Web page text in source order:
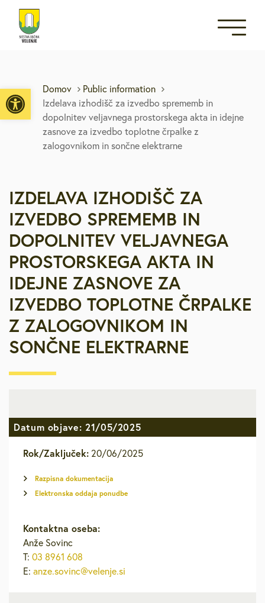
Open toolbar
Domov
Public information
Izdelava izhodišč za izvedbo sprememb in
dopolnitev veljavnega prostorskega akta in idejne
zasnove za izvedbo toplotne črpalke z
zalogovnikom in sončne elektrarne
IZDELAVA IZHODIŠČ ZA
IZVEDBO SPREMEMB IN
DOPOLNITEV VELJAVNEGA
PROSTORSKEGA AKTA IN
IDEJNE ZASNOVE ZA
IZVEDBO TOPLOTNE ČRPALKE
Z ZALOGOVNIKOM IN
SONČNE ELEKTRARNE
Datum objave: 21/05/2025
Rok/Zaključek: 20/06/2025
Razpisna dokumentacija
Elektronska oddaja ponudbe
Kontaktna oseba:
Anže Sovinc
T: 03 8961 608
E: anze.sovinc@velenje.si